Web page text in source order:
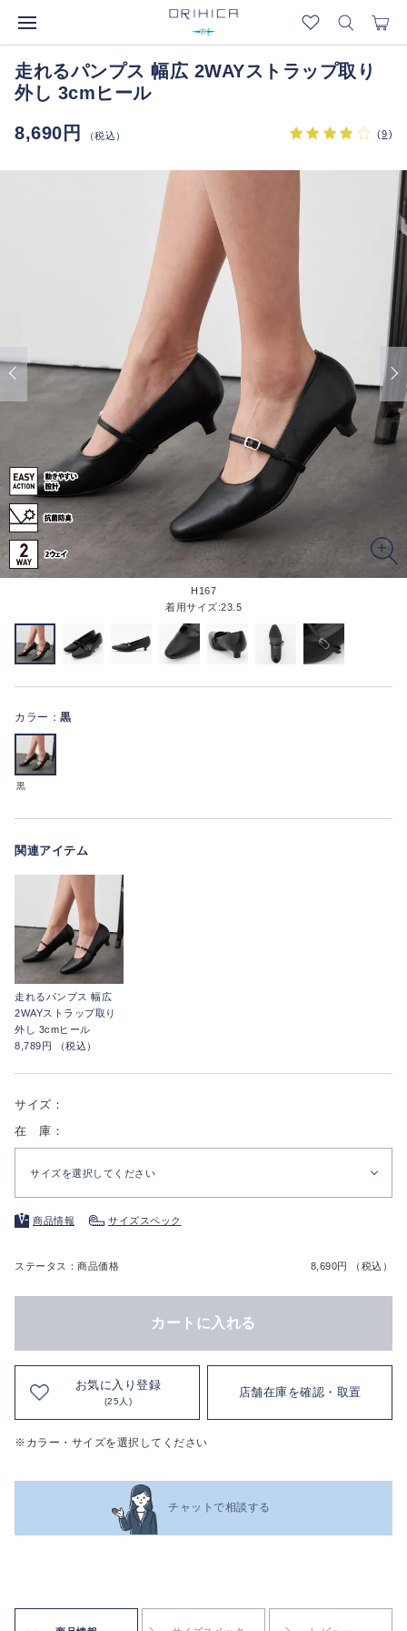
走れるパンプス 幅広 2WAYストラップ取り
外し 3cmヒール
8,690円
（税込） (9)
H167
着用サイズ:23.5
カラー： 黒
黒
関連アイテム
走れるパンプス 幅広
2WAYストラップ取り
外し 3cmヒール
8,789円 （税込）
サイズ：
在 庫：
サイズを選択してください
商品情報 サイズスペック
ステータス：商品価格 8,690円 （税込）
カートに入れる
お気に入り登録
(25人)
店舗在庫を確認・取置
※カラー・サイズを選択してください
チャットで相談する